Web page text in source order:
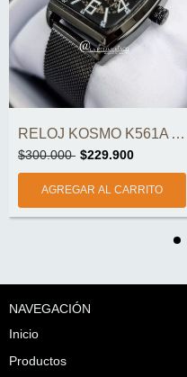
RELOJ KOSMO K561A AUTOMÁTICO ORIGINAL
$300.000 $229.900
NAVEGACIÓN
Inicio
Productos